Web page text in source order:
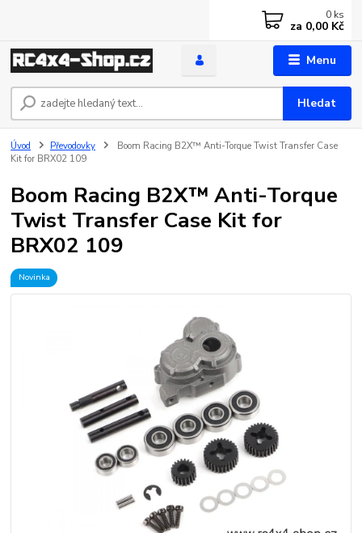
Menu
Hledat
0 ks
za 0,00 Kč
Úvod Převodovky
Boom Racing B2X™ Anti-Torque Twist Transfer Case
Kit for BRX02 109
Boom Racing B2X™ Anti-Torque
Twist Transfer Case Kit for
BRX02 109
Novinka